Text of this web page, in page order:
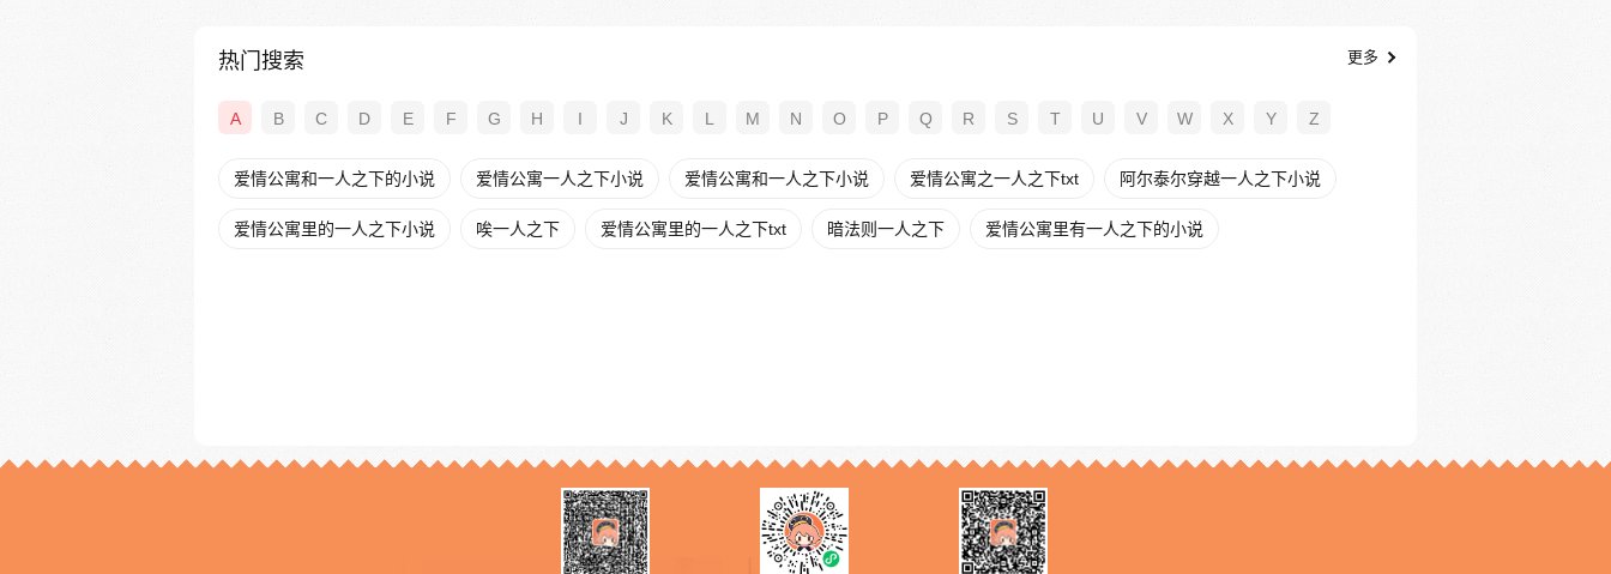
热门搜索 更多
A B C D E F G H I J K L M N O P Q R S T U V W X Y Z
爱情公寓和一人之下的小说 爱情公寓一人之下小说 爱情公寓和一人之下小说 爱情公寓之一人之下txt 阿尔泰尔穿越一人之下小说
爱情公寓里的一人之下小说 唉一人之下 爱情公寓里的一人之下txt 暗法则一人之下 爱情公寓里有一人之下的小说